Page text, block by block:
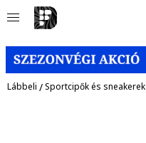
Lábbeli /Sportcipők és sneakerek